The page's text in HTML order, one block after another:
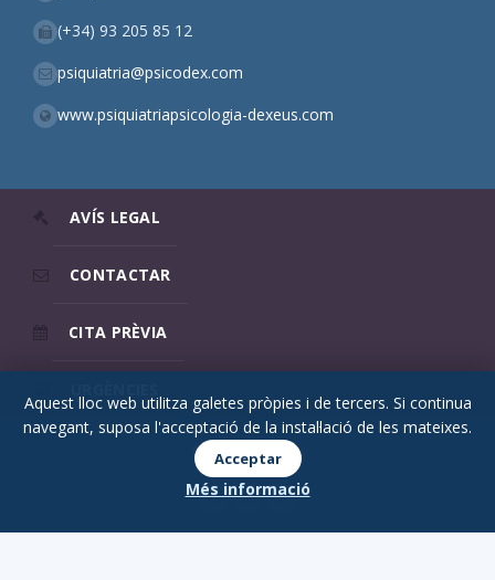
(+34) 93 205 85 12
psiquiatria@psicodex.com
www.psiquiatriapsicologia-dexeus.com
AVÍS LEGAL
CONTACTAR
CITA PRÈVIA
© 2026 Psicodex
Aquest lloc web utilitza galetes pròpies i de tercers. Si continua
navegant, suposa l'acceptació de la instal·lació de les mateixes.
Acceptar
Més informació